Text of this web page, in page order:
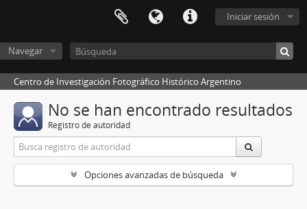
Iniciar sesión
Navegar
Centro de Investigación Fotográfico Histórico Argentino
No se han encontrado resultados
Registro de autoridad
Opciones avanzadas de búsqueda